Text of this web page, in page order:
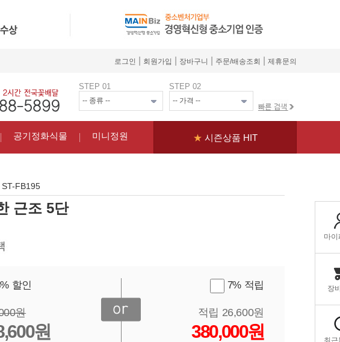
로그인 회원가입 장바구니 주문/배송조회 제휴문의
STEP 01 STEP 02
공기정화식물 미니정원 ★ 시즌상품 HIT
ST-FB195
근조 5단
할인
원
원
7% 적립
적립 26,600원
380,000원